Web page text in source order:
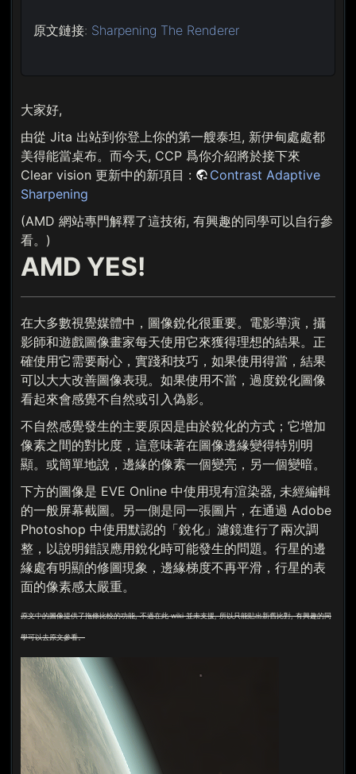
原文鏈接: Sharpening The Renderer
大家好,
由從 Jita 出站到你登上你的第一艘泰坦, 新伊甸處處都
美得能當桌布。而今天, CCP 爲你介紹將於接下來
Clear vision 更新中的新項目 :
Contrast Adaptive
Sharpening
(AMD 網站專門解釋了這技術, 有興趣的同學可以自行參
看。)
AMD YES!
在大多數視覺媒體中，圖像銳化很重要。電影導演，攝
影師和遊戲圖像畫家每天使用它來獲得理想的結果。正
確使用它需要耐心，實踐和技巧，如果使用得當，結果
可以大大改善圖像表現。如果使用不當，過度銳化圖像
看起來會感覺不自然或引入偽影。
不自然感覺發生的主要原因是由於銳化的方式；它增加
像素之間的對比度，這意味著在圖像邊緣變得特別明
顯。或簡單地說，邊緣的像素一個變亮，另一個變暗。
下方的圖像是 EVE Online 中使用現有渲染器, 未經編輯
的一般屏幕截圖。另一側是同一張圖片，在通過 Adobe
Photoshop 中使用默認的「銳化」濾鏡進行了兩次調
整，以說明錯誤應用銳化時可能發生的問題。行星的邊
緣處有明顯的修圖現象，邊緣梯度不再平滑，行星的表
面的像素感太嚴重。
原文中的圖像提供了拖條比較的功能, 不過在此 wiki 並未支援, 所以只能貼出新舊比對, 有興趣的同
學可以去原文參看。